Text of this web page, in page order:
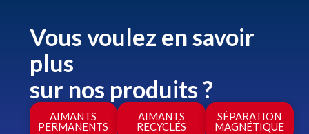
AIMANTS
PERMANENTS
AIMANTS
RECYCLÉS
SÉPARATION
MAGNÉTIQUE
Vous voulez en savoir
plus
sur nos produits ?